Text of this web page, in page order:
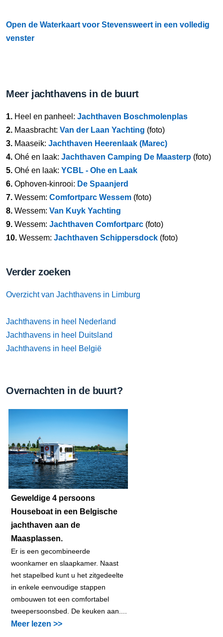
Open de Waterkaart voor Stevensweert in een volledig
venster
Meer jachthavens in de buurt
1. Heel en panheel: Jachthaven Boschmolenplas
2. Maasbracht: Van der Laan Yachting (foto)
3. Maaseik: Jachthaven Heerenlaak (Marec)
4. Ohé en laak: Jachthaven Camping De Maasterp (foto)
5. Ohé en laak: YCBL - Ohe en Laak
6. Ophoven-kinrooi: De Spaanjerd
7. Wessem: Comfortparc Wessem (foto)
8. Wessem: Van Kuyk Yachting
9. Wessem: Jachthaven Comfortparc (foto)
10. Wessem: Jachthaven Schippersdock (foto)
Verder zoeken
Overzicht van Jachthavens in Limburg
Jachthavens in heel Nederland
Jachthavens in heel Duitsland
Jachthavens in heel België
Overnachten in de buurt?
Geweldige 4 persoons
Houseboat in een Belgische
jachthaven aan de
Maasplassen.
Er is een gecombineerde
woonkamer en slaapkamer. Naast
het stapelbed kunt u het zitgedeelte
in enkele eenvoudige stappen
ombouwen tot een comfortabel
tweepersoonsbed. De keuken aan....
Meer lezen >>